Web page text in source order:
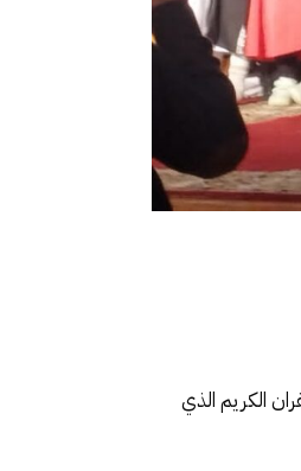
القران الكريم الذي